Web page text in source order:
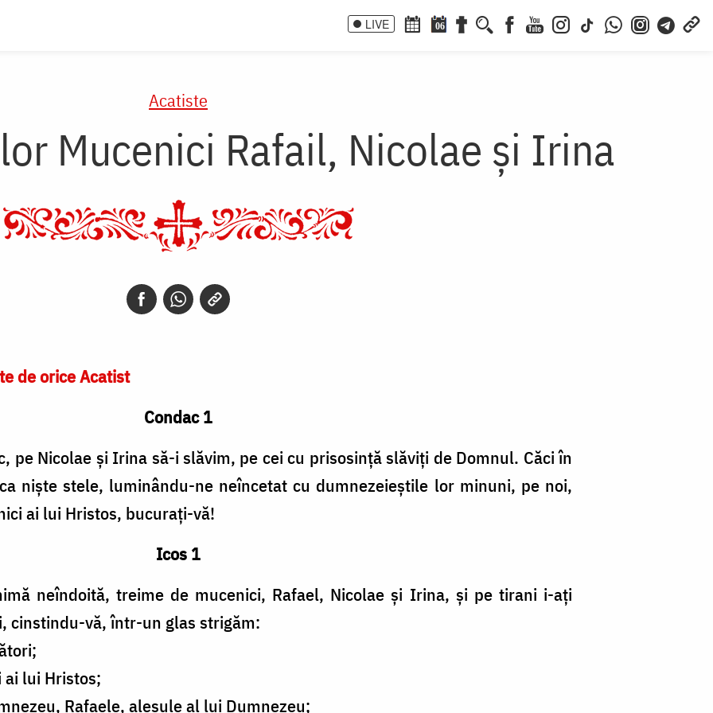
LIVE 06
Acatiste
Mucenici Rafail, Nicolae și Irina
de orice Acatist
Condac 1
pe Nicolae și Irina să-i slăvim, pe cei cu prisosință slăviți de Domnul. Căci în
niște stele, luminându-ne neîncetat cu dumnezeieștile lor minuni, pe noi,
ai lui Hristos, bucurați-vă!
Icos 1
neîndoită, treime de mucenici, Rafael, Nicolae și Irina, și pe tirani i-ați
cinstindu-vă, într-un glas strigăm:
lui Hristos;
Rafaele, alesule al lui Dumnezeu;